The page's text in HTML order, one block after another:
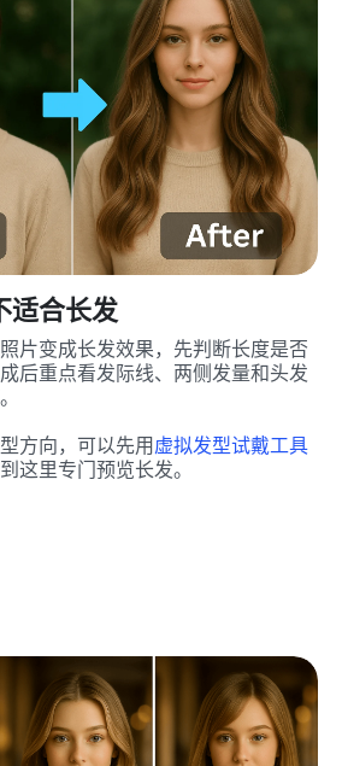
适合长发
片变成长发效果，先判断长度是否
后重点看发际线、两侧发量和头发
方向，可以先用 虚拟发型试戴工具
这里专门预览长发。